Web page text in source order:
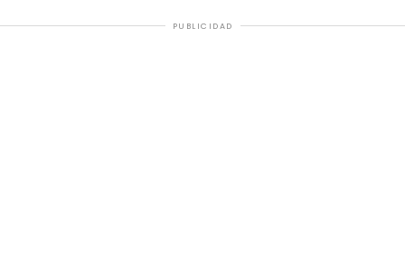
PUBLICIDAD